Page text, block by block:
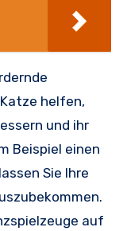
helfen,
und ihr
Beispiel einen
Sie Ihre
auf